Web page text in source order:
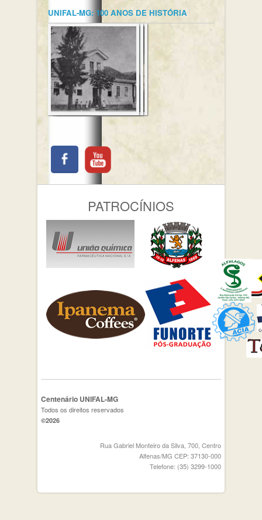
UNIFAL-MG: 100 ANOS DE HISTÓRIA
PATROCÍNIOS
Centenário UNIFAL-MG
Todos os direitos reservados
©2026
Rua Gabriel Monteiro da Silva, 700, Centro
Alfenas/MG CEP: 37130-000
Telefone: (35) 3299-1000